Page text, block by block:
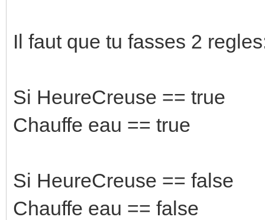
Il faut que tu fasses 2
Si HeureCreuse == true
Chauffe eau == true
Si HeureCreuse == false
Chauffe eau == false